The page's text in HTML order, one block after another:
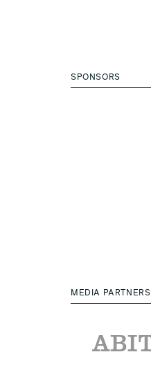
SPONSORS
MEDIA PARTNERS